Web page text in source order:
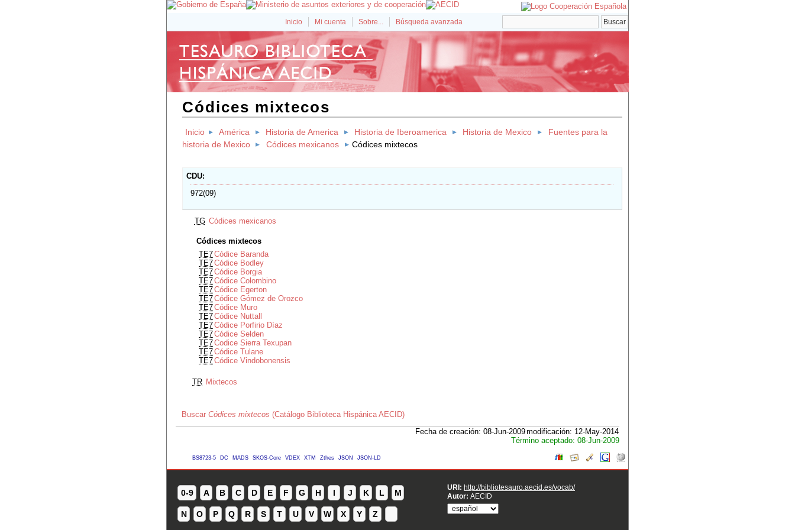
Inicio Mi cuenta Sobre... Búsqueda avanzada
Códices mixtecos
Inicio América Historia de America Historia de Iberoamerica Historia de Mexico
Fuentes para la
historia de Mexico
Códices mexicanos Códices mixtecos
CDU
972(09)
TG Códices mexicanos
Códices mixtecos
TE7Códice Baranda
TE7Códice Bodley
TE7Códice Borgia
TE7Códice Colombino
TE7Códice Egerton
TE7Códice Gómez de Orozco
TE7Códice Muro
TE7Códice Nuttall
TE7Códice Porfirio Díaz
TE7Códice Selden
TE7Codice Sierra Texupan
TE7Códice Tulane
TE7Códice Vindobonensis
TR Mixtecos
Buscar Códices mixtecos (Catálogo Biblioteca Hispánica AECID)
Fecha de creación: 08-Jun-2009modificación: 12-May-2014
Término aceptado: 08-Jun-2009
BS8723-5 DC MADS SKOS-Core VDEX XTM Zthes JSON JSON-LD
0-9 A B C D E F G H I J K L M
N O P Q R S T U V W X Y Z
URI: http://bibliotesauro.aecid.es/vocab/
Autor: AECID